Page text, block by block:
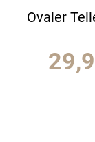
Ovaler